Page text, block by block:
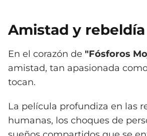
Amistad y rebeldía
En el corazón de "Fósforos
amistad, tan apasionada
tocan.
La película profundiza en las
humanas, los choques de